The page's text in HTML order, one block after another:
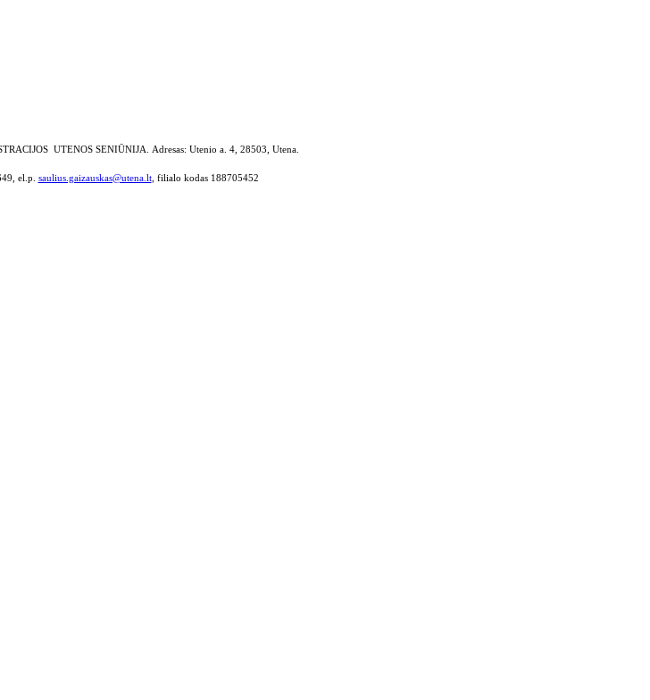
UTENOS SENIŪNIJA. Adresas: Utenio a. 4, 28503, Utena.
el.p. saulius.gaizauskas@utena.lt, filialo kodas 188705452